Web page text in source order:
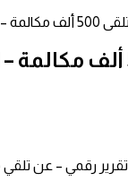
أكثر من 10 ملايين مكالمة بمعدل يزيد على 580 ألف